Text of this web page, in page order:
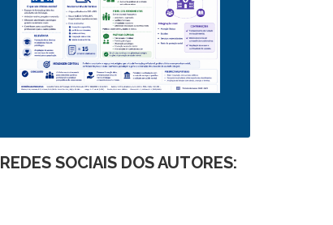
REDES SOCIAIS DOS AUTORES: